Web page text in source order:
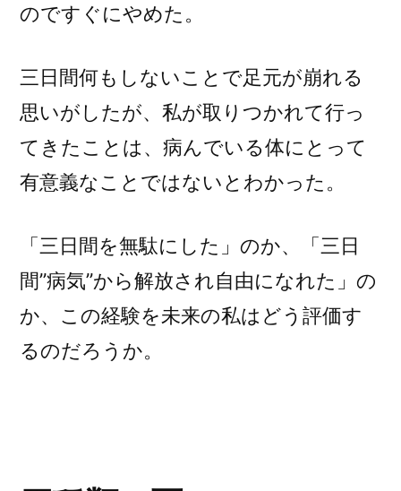
のですぐにやめた。
三日間何もしないことで足元が崩れる
思いがしたが、私が取りつかれて行っ
てきたことは、病んでいる体にとって
有意義なことではないとわかった。
「三日間を無駄にした」のか、「三日
間”病気”から解放され自由になれた」の
か、この経験を未来の私はどう評価す
るのだろうか。